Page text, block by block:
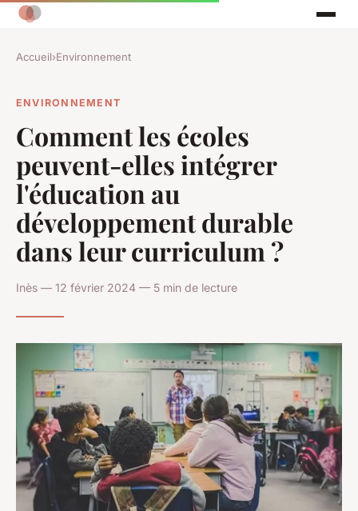
Accueil›Environnement
ENVIRONNEMENT
Comment les écoles
peuvent-elles intégrer
l'éducation au
développement durable
dans leur curriculum ?
Inès — 12 février 2024 — 5 min de lecture